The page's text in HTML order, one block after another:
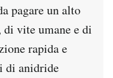
pagare un alto
vite umane e di
rapida e
di anidride